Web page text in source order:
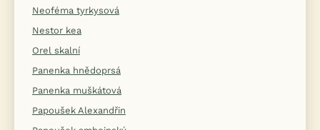
Neoféma tyrkysová
Nestor kea
Orel skalní
Panenka hnědoprsá
Panenka muškátová
Papoušek Alexandřin